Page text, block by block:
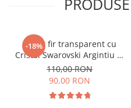
-18%
Colier fir transparent cu
Cristal Swarovski Argintiu in
Caseta din Argint 925
110,00 RON
90,00 RON